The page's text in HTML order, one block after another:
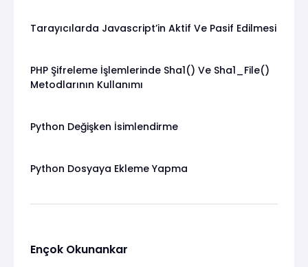
Tarayıcılarda Javascript’in Aktif Ve Pasif Edilmesi
PHP Şifreleme İşlemlerinde Sha1() Ve Sha1_File()
Metodlarının Kullanımı
Python Değişken İsimlendirme
Python Dosyaya Ekleme Yapma
Ençok Okunankar